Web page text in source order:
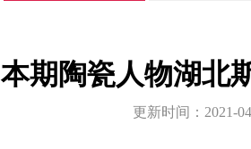
本期陶瓷人物湖北
更新时间： 2021-